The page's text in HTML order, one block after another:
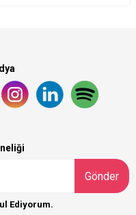
Gönder
Ediyorum.